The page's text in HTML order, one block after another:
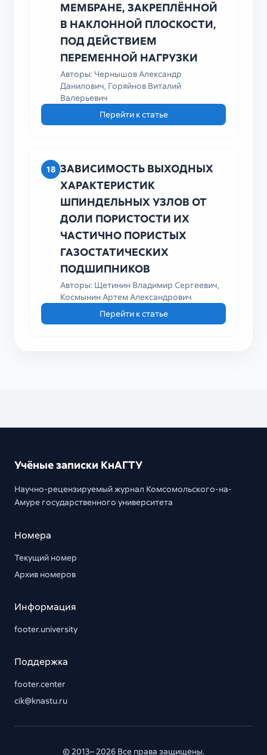
МЕМБРАНЕ, ЗАКРЕПЛЁННОЙ
В НАКЛОННОЙ ПЛОСКОСТИ,
ПОД ДЕЙСТВИЕМ
ПЕРЕМЕННОЙ НАГРУЗКИ
Авторы: Чернышов Александр
Данилович, Горяйнов Виталий
Валерьевич
Перейти к статье
18 ЗАВИСИМОСТЬ ВЫХОДНЫХ
ХАРАКТЕРИСТИК
ШПИНДЕЛЬНЫХ УЗЛОВ ОТ
ДОЛИ ПОРИСТОСТИ ИХ
ЧАСТИЧНО ПОРИСТЫХ
ГАЗОСТАТИЧЕСКИХ
ПОДШИПНИКОВ
Авторы: Щетинин Владимир Сергеевич,
Космынин Артем Александрович
Перейти к статье
Учёные записки КнАГТУ
Научно-рецензируемый журнал Комсомольского-на-
Амуре государственного университета
Номера
Текущий номер
Архив номеров
Информация
footer.university
Поддержка
footer.center
cik@knastu.ru
© 2013– 2026 Все права защищены.